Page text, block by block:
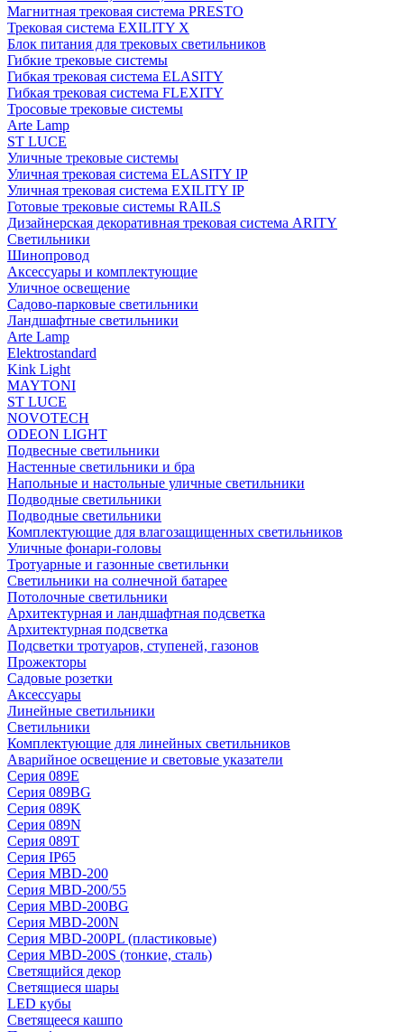
Магнитная трековая система PRESTO
Трековая система EXILITY X
Блок питания для трековых светильников
Гибкие трековые системы
Гибкая трековая система ELASITY
Гибкая трековая система FLEXITY
Тросовые трековые системы
Arte Lamp
ST LUCE
Уличные трековые системы
Уличная трековая система ELASITY IP
Уличная трековая система EXILITY IP
Готовые трековые системы RAILS
Дизайнерская декоративная трековая система ARITY
Светильники
Шинопровод
Аксессуары и комплектующие
Уличное освещение
Садово-парковые светильники
Ландшафтные светильники
Arte Lamp
Elektrostandard
Kink Light
MAYTONI
ST LUCE
NOVOTECH
ODEON LIGHT
Подвесные светильники
Настенные светильники и бра
Напольные и настольные уличные светильники
Подводные светильники
Подводные светильники
Комплектующие для влагозащищенных светильников
Уличные фонари-головы
Тротуарные и газонные светильнки
Светильники на солнечной батарее
Потолочные светильники
Архитектурная и ландшафтная подсветка
Архитектурная подсветка
Подсветки тротуаров, ступеней, газонов
Прожекторы
Садовые розетки
Аксессуары
Линейные светильники
Светильники
Комплектующие для линейных светильников
Аварийное освещение и световые указатели
Серия 089E
Серия 089BG
Серия 089K
Серия 089N
Серия 089T
Серия IP65
Серия MBD-200
Серия MBD-200/55
Серия MBD-200BG
Серия MBD-200N
Серия MBD-200PL (пластиковые)
Серия MBD-200S (тонкие, сталь)
Светящийся декор
Светящиеся шары
LED кубы
Светящееся кашпо